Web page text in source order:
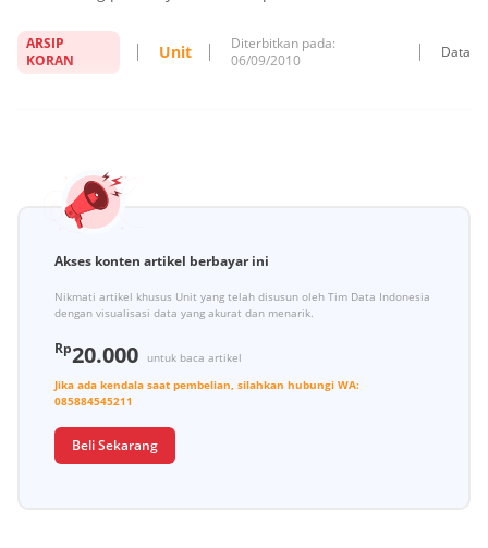
ARSIP
KORAN
Unit
Diterbitkan pada:
06/09/2010
Data
Akses konten artikel berbayar ini
Nikmati artikel khusus Unit yang telah disusun oleh Tim Data Indonesia
dengan visualisasi data yang akurat dan menarik.
Rp20.000
untuk baca artikel
Jika ada kendala saat pembelian, silahkan hubungi WA:
085884545211
Beli Sekarang